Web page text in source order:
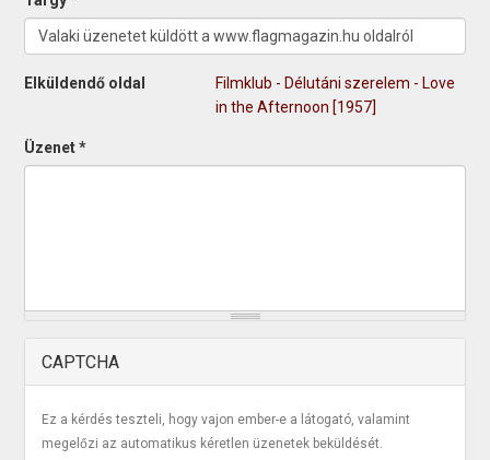
Elküldendő oldal
Filmklub - Délutáni szerelem - Love
in the Afternoon [1957]
Üzenet*
CAPTCHA
Ez a kérdés teszteli, hogy vajon ember-e a látogató, valamint
megelőzi az automatikus kéretlen üzenetek beküldését.